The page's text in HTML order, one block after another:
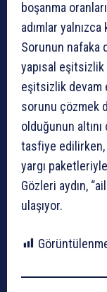
boşanma
adımlar yalnızca
Sorunun nafaka
yapısal
eşitsizlik devam
sorunu çözmek
olduğunun
tasfiye edilirken,
yargı
Gözleri aydın,
ulaşıyor.